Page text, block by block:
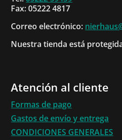
Fax: 05222 4817
Correo electrónico:
Nuestra tienda está
Atención al cliente
Formas de pago
Gastos de envío y entrega
CONDICIONES GENERALES